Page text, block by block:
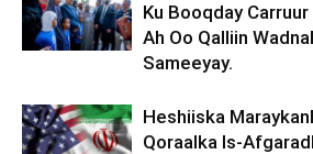
Ku Booqday
Ah Oo Qalliin
Sameeyay.
Heshiiska
Qoraalka Is-